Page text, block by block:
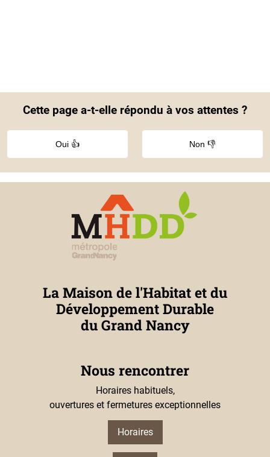
Cette page a-t-elle répondu à vos attentes ?
Oui 👍 Non 👎
La Maison de l'Habitat et du
Développement Durable
du Grand Nancy
Nous rencontrer
Horaires habituels,
ouvertures et fermetures exceptionnelles
Horaires